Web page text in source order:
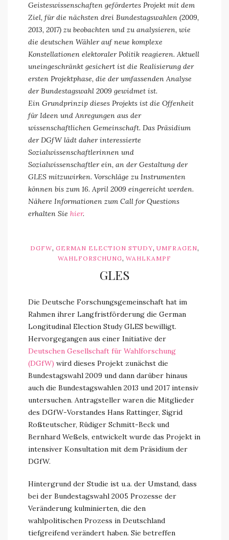
Geisteswissenschaften gefördertes Projekt mit dem
Ziel, für die nächsten drei Bundestagswahlen (2009,
2013, 2017) zu beobachten und zu analysieren, wie
die deutschen Wähler auf neue komplexe
Konstellationen elektoraler Politik reagieren. Aktuell
uneingeschränkt gesichert ist die Realisierung der
ersten Projektphase, die der umfassenden Analyse
der Bundestagswahl 2009 gewidmet ist.
Ein Grundprinzip dieses Projekts ist die Offenheit
für Ideen und Anregungen aus der
wissenschaftlichen Gemeinschaft. Das Präsidium
der DGfW lädt daher interessierte
Sozialwissenschaftlerinnen und
Sozialwissenschaftler ein, an der Gestaltung der
GLES mitzuwirken. Vorschläge zu Instrumenten
können bis zum 16. April 2009 eingereicht werden.
Nähere Informationen zum Call for Questions
erhalten Sie hier.
DGFW, GERMAN ELECTION STUDY, UMFRAGEN,
WAHLFORSCHUNG, WAHLKAMPF
GLES
Die Deutsche Forschungsgemeinschaft hat im
Rahmen ihrer Langfristförderung die German
Longitudinal Election Study GLES bewilligt.
Hervorgegangen aus einer Initiative der
Deutschen Gesellschaft für Wahlforschung
(DGfW) wird dieses Projekt zunächst die
Bundestagswahl 2009 und dann darüber hinaus
auch die Bundestagswahlen 2013 und 2017 intensiv
untersuchen. Antragsteller waren die Mitglieder
des DGfW-Vorstandes Hans Rattinger, Sigrid
Roßteutscher, Rüdiger Schmitt-Beck und
Bernhard Weßels, entwickelt wurde das Projekt in
intensiver Konsultation mit dem Präsidium der
DGfW.
Hintergrund der Studie ist u.a. der Umstand, dass
bei der Bundestagswahl 2005 Prozesse der
Veränderung kulminierten, die den
wahlpolitischen Prozess in Deutschland
tiefgreifend verändert haben. Sie betreffen